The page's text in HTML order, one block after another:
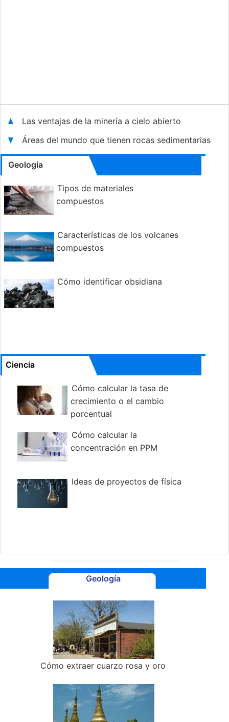
Las ventajas de la minería a cielo abierto
Áreas del mundo que tienen rocas sedimentarias
Geología
Tipos de materiales
compuestos
Características de los volcanes
compuestos
Cómo identificar obsidiana
Ciencia
Cómo calcular la tasa de
crecimiento o el cambio
porcentual
Cómo calcular la
concentración en PPM
Ideas de proyectos de física
Geología
Cómo extraer cuarzo rosa y oro